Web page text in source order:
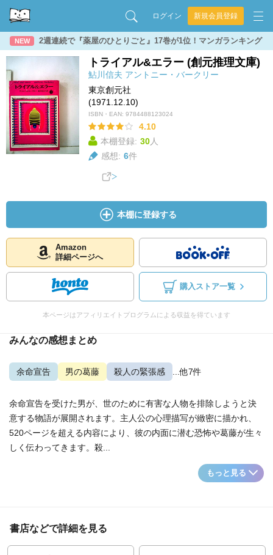
ログイン 新規会員登録
NEW 2週連続で『薬屋のひとりごと』17巻が1位！マンガランキング
トライアル&エラー (創元推理文庫)
鮎川信夫 アントニー・バークリー
東京創元社
(1971.12.10)
ISBN・EAN: 9784488123024
4.10
本棚登録: 30人
感想: 6件
本棚に登録する
Amazon
詳細ページへ
購入ストア一覧
本ページはアフィリエイトプログラムによる収益を得ています
みんなの感想まとめ
余命宣告 男の葛藤 殺人の緊張感 ...他7件
余命宣告を受けた男が、世のために有害な人物を排除しようと決
意する物語が展開されます。主人公の心理描写が緻密に描かれ、
520ページを超える内容により、彼の内面に潜む恐怖や葛藤が生々
しく伝わってきます。殺...
もっと見る
書店などで詳細を見る